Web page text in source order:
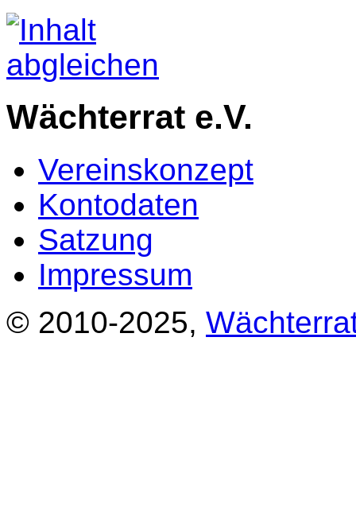
Wächterrat e.V.
Vereinskonzept
Kontodaten
Satzung
Impressum
© 2010-2025,